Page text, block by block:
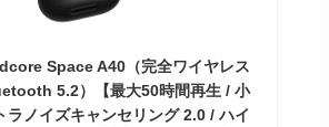
Space A40（完全ワイヤレス
5.2）【最大50時間再生 / 小
ラノイズキャンセリング 2.0 / ハイ